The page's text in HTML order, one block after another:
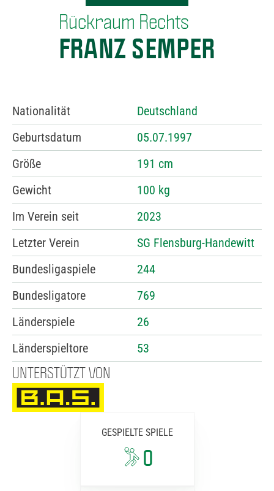
Rückraum Rechts
FRANZ SEMPER
Nationalität
Deutschland
Geburtsdatum
05.07.1997
Größe
191 cm
Gewicht
100 kg
Im Verein seit
2023
Letzter Verein
SG Flensburg-Handewitt
Bundesligaspiele
244
Bundesligatore
769
Länderspiele
26
Länderspieltore
53
UNTERSTÜTZT VON
GESPIELTE SPIELE
0